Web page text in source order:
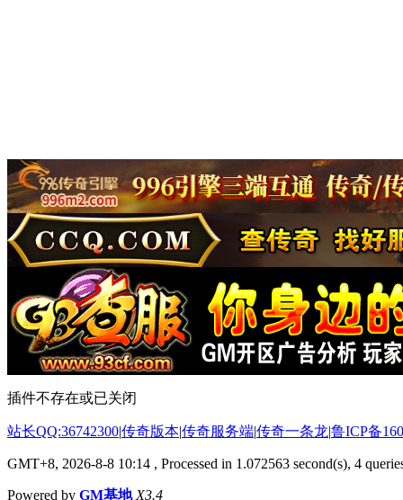
插件不存在或已关闭
站长QQ:36742300|传奇版本|传奇服务端|传奇一条龙|鲁ICP备
GMT+8, 2026-8-8 10:14 , Processed in 1.072563 second(s), 4
Powered by GM基地 X3.4